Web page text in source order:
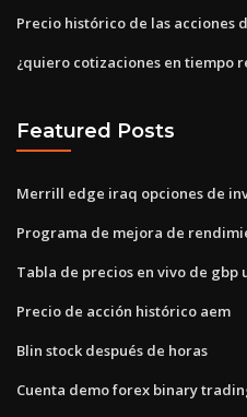
Precio histórico de las acciones
¿quiero cotizaciones en tiempo
Featured Posts
Merrill edge iraq opciones de
Programa de mejora de
Tabla de precios en vivo de gbp
Precio de acción histórico aem
Blin stock después de horas
Cuenta demo forex binary